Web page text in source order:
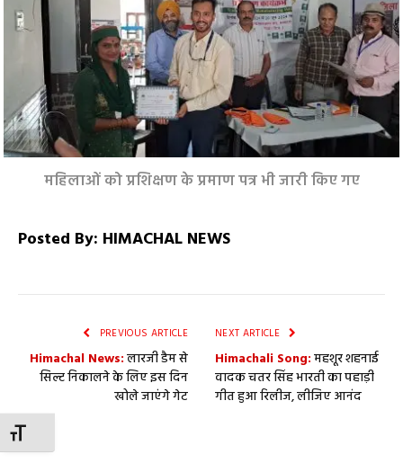
TOGGLE FONT SIZE
महिलाओं को प्रशिक्षण के प्रमाण पत्र भी जारी किए गए
Posted By: HIMACHAL NEWS
PREVIOUS ARTICLE
Himachal News:लारजी डैम से
सिल्ट निकालने के लिए इस दिन
खोले जाएंगे गेट
NEXT ARTICLE
Himachali Song:महशूर शहनाई
वादक चतर सिंह भारती का पहाड़ी
गीत हुआ रिलीज, लीजिए आनंद